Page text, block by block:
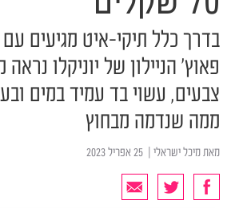
בדרך כלל תיקי-איט מגיעים
פאוץ' הניילון של יוניקלו
צבעים, עשוי בד עמיד במים
ממה שנדמה מבחוץ
מאתמיכל ישראלי